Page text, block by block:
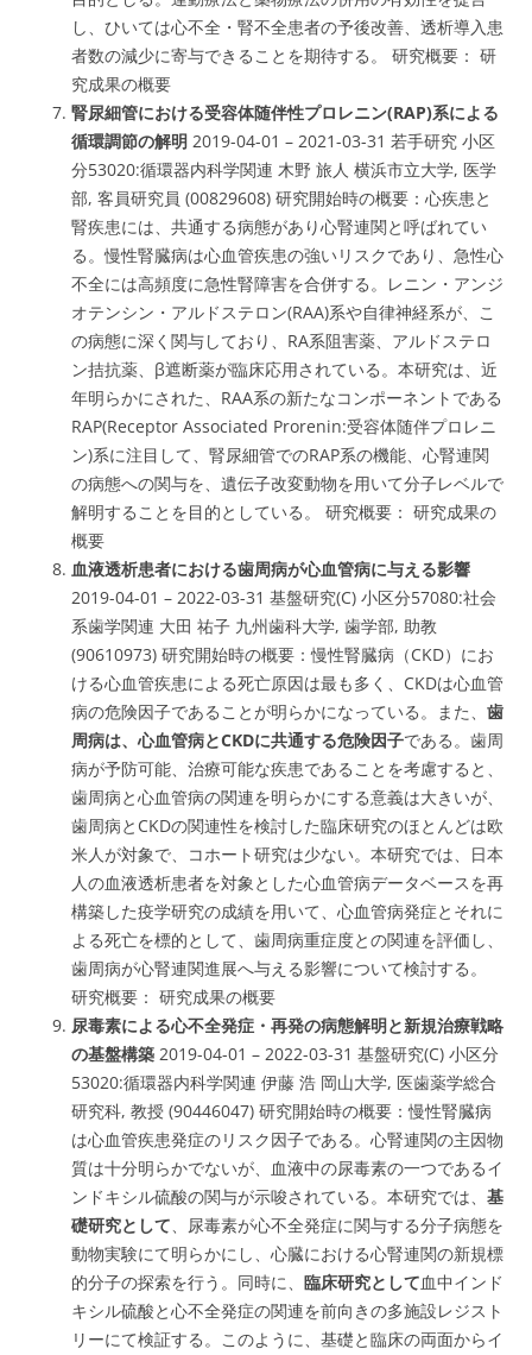
し、ひいては心不全・腎不全患者の予後改善、透析導入患
者数の減少に寄与できることを期待する。 研究概要： 研
究成果の概要
腎尿細管における受容体随伴性プロレニン(RAP)系による
循環調節の解明 2019-04-01 – 2021-03-31 若手研究 小区
分53020:循環器内科学関連 木野 旅人 横浜市立大学, 医学
部, 客員研究員 (00829608) 研究開始時の概要：心疾患と
腎疾患には、 共通する病態があり心腎連関と呼ばれてい
る。慢性腎臓病は心血管疾患の強いリスクであり、 急性心
不全には高頻度に急性腎障害を合併する。 レニン・アンジ
オテンシン・アルドステロン(RAA)系や自律神経系が、こ
の病態に深く関与しており、 RA系阻害薬、アルドステロ
ン拮抗薬、β遮断薬が臨床応用されている。本研究は、近
年明らかにされた、RAA系の新たなコンポーネントである
RAP(Receptor Associated Prorenin:受容体随伴プロレニ
ン)系に注目して、 腎尿細管でのRAP系の機能、心腎連関
の病態への関与を、遺伝子改変動物を用いて分子レベルで
解明することを目的としている。 研究概要： 研究成果の
概要
血液透析患者における歯周病が心血管病に与える影響
2019-04-01 – 2022-03-31 基盤研究(C) 小区分57080:社会
系歯学関連 大田 祐子 九州歯科大学, 歯学部, 助教
(90610973) 研究開始時の概要：慢性腎臓病（CKD）にお
ける心血管疾患による死亡原因は最も多く、 CKDは心血管
病の危険因子であることが明らかになっている。また、 歯
周病は、心血管病とCKDに共通する危険因子である。歯周
病が予防可能、治療可能な疾患であることを考慮すると、
歯周病と心血管病の関連を明らかにする意義は大きいが、
歯周病とCKDの関連性を検討した臨床研究のほとんどは欧
米人が対象で、コホート研究は少ない。本研究では、日本
人の血液透析患者を対象とした心血管病データベースを再
構築した疫学研究の成績を用いて、心血管病発症とそれに
よる死亡を標的として、歯周病重症度との関連を評価し、
歯周病が心腎連関進展へ与える影響について検討する。
研究概要： 研究成果の概要
尿毒素による心不全発症・再発の病態解明と新規治療戦略
の基盤構築 2019-04-01 – 2022-03-31 基盤研究(C) 小区分
53020:循環器内科学関連 伊藤 浩 岡山大学, 医歯薬学総合
研究科, 教授 (90446047) 研究開始時の概要：慢性腎臓病
は心血管疾患発症のリスク因子である。 心腎連関の主因物
質は十分明らかでないが、血液中の尿毒素の一つであるイ
ンドキシル硫酸の関与が示唆されている。本研究では、 基
礎研究として、 尿毒素が心不全発症に関与する分子病態を
動物実験にて明らかにし、心臓における心腎連関の新規標
的分子の探索を行う 。同時に、 臨床研究として血中インド
キシル硫酸と心不全発症の関連を前向きの多施設レジスト
リーにて検証する。このように、基礎と臨床の両面からイ